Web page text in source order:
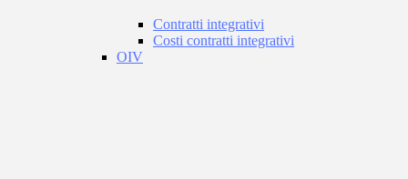
Contratti integrativi
Costi contratti integrativi
OIV